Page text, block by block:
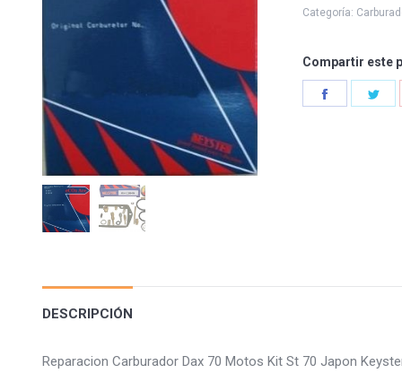
Categoría:
Compartir este
DESCRIPCIÓN
Reparacion Carburador Dax 70 Motos Kit St 70 Japon